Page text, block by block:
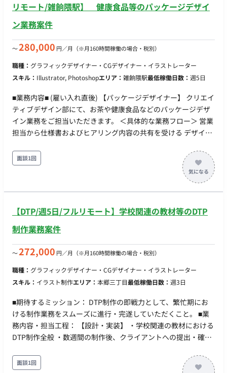
リモート/雑餉隈駅】 健康食品等のパッケージデザイ
ン業務案件
〜280,000 円／月 （※月160時間稼働の場合・税別）
職種： グラフィックデザイナー・CGデザイナー・イラストレーター
スキル： Illustrator, Photoshopエリア： 雑餉隈駅最低稼働日数： 週5日
■業務内容■ (雇い入れ直後) 【パッケージデザイナー】 クリエイ
ティブデザイン部にて、お茶や健康食品などのパッケージデザ
イン業務をご担当いただきます。 ＜具体的な業務フロー＞ 営業
担当から仕様書およびヒアリング内容の共有を受ける デザイン
修正指示を受け、修正対応 校了・入稿データの作成 ※お客様と
の連絡は基本的に営業が担当しますが、場合によってはお客様
との打ち合わせ（Zoomや同行）に同席いただくこともありま
す。 ※チーム体制：15名（正社員11名、パートナースタッフ4
条件面■ 雇用形態：紹介予定派遣 契約期間：最長6ヶ月は派遣契
約、以後双方合意のもと正社員（または契約社員）登用予定 試
いては、派遣期間をもって充当するため無し） 休日・休暇：完
（6日）、年末年始休暇、慶弔休暇、特別休暇、振替・代休制
度、会社カレンダー有 リモートワーク：あり（週3〜4日程度の
岡営業所 ☆勤務地(変更の範囲) 「会社の定める場所」 稼動時
間：8:15～17:00（休憩60分） ※フレックスタイム制度・裁量
労働制あり（1日のみなし労働時間設定あり） 時間外労働：
有 （月目安：10～15時間程度） 年収： ■賃金形態：月給制
(派遣期間時は時給制) ■派遣期間時時給：スキル・経験を考慮の
上決定 ■月額：19万1,000円～28万円（手当等含む） ※正社員
面談1回
【DTP/週5日/フルリモート】学校関連の教材等のDTP
制作業務案件
〜272,000 円／月 （※月160時間稼働の場合・税別）
職種： グラフィックデザイナー・CGデザイナー・イラストレーター
スキル： イラスト制作エリア： 本郷三丁目最低稼働日数： 週3日
■期待するミッション： DTP制作の即戦力として、繁忙期にお
ける制作業務をスムーズに進行・完遂していただくこと。 ■業
務内容・担当工程： 【設計・実装】 ・学校関連の教材における
DTP制作全般 ・数週間の制作後、クライアントへの提出・確認
の得意なジャンルのDTP制作を分担してご対応いただくなど、
面談1回